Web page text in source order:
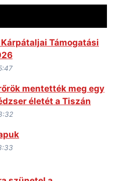
Támogatási
mentették meg egy
életét a Tiszán